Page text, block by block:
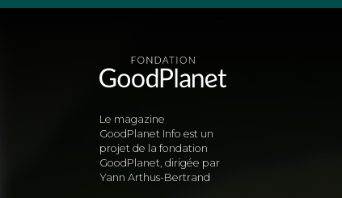
Le magazine
GoodPlanet Info est un
projet de la fondation
GoodPlanet, dirigée par
Yann Arthus-Bertrand